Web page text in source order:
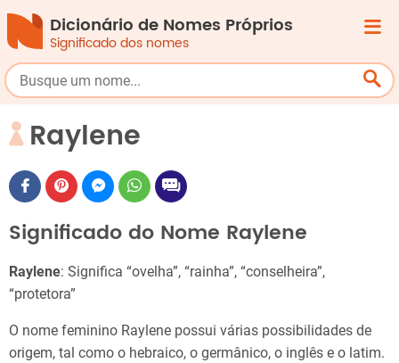
Dicionário de Nomes Próprios
Significado dos nomes
Raylene
Significado do Nome Raylene
Raylene: Significa “ovelha”, “rainha”, “conselheira”,
“protetora”
O nome feminino Raylene possui várias possibilidades de
origem, tal como o hebraico, o germânico, o inglês e o latim.